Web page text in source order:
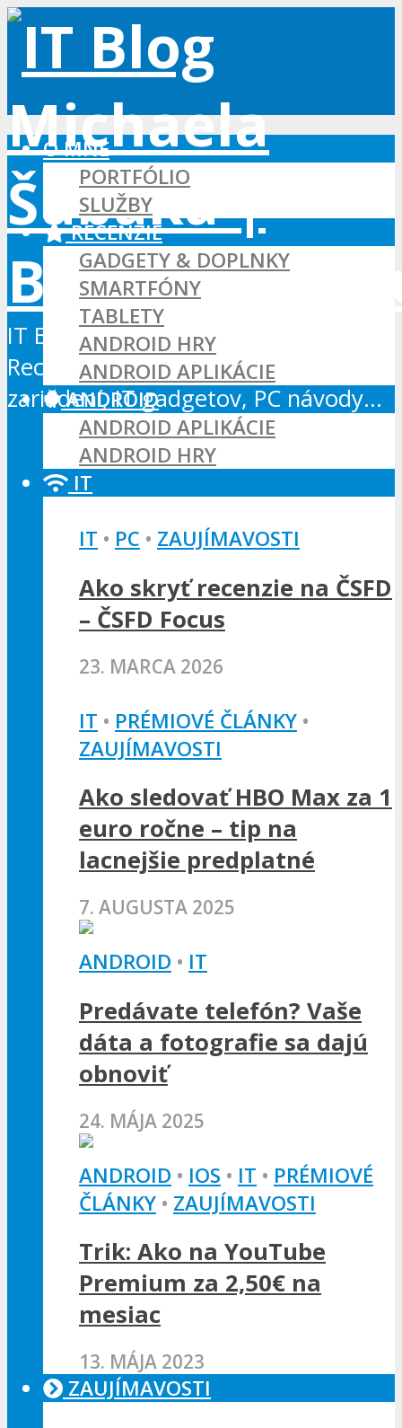
IT Blog - Android, Xbox a WordPress
Recenzie Android aplikácií, hier a
zariadení, IT gadgetov, PC návody...
O MNE
PORTFÓLIO
SLUŽBY
RECENZIE
GADGETY & DOPLNKY
SMARTFÓNY
TABLETY
ANDROID HRY
ANDROID APLIKÁCIE
ANDROID
ANDROID APLIKÁCIE
ANDROID HRY
IT
IT • PC • ZAUJÍMAVOSTI
Ako skryť recenzie na ČSFD
– ČSFD Focus
23. MARCA 2026
IT • PRÉMIOVÉ ČLÁNKY •
ZAUJÍMAVOSTI
Ako sledovať HBO Max za 1
euro ročne – tip na
lacnejšie predplatné
7. AUGUSTA 2025
ANDROID • IT
Predávate telefón? Vaše
dáta a fotografie sa dajú
obnoviť
24. MÁJA 2025
ANDROID • IOS • IT • PRÉMIOVÉ
ČLÁNKY • ZAUJÍMAVOSTI
Trik: Ako na YouTube
Premium za 2,50€ na
mesiac
13. MÁJA 2023
ZAUJÍMAVOSTI